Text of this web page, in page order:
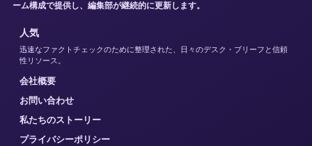
ーム構成で提供し、編集部が継続的に更新します。
人気
迅速なファクトチェックのために整理された、日々のデスク・ブリーフと信頼
性リソース。
会社概要
お問い合わせ
私たちのストーリー
プライバシーポリシー